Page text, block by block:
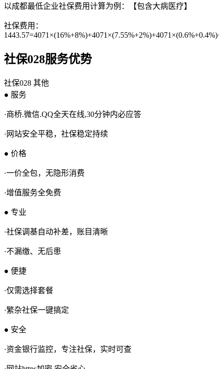
以成都最低企业社保费用计算为例：【包含大病医疗】
社保费用：
社保028服务优势
社保028 其他
● 服务
·商桥.微信.QQ全天在线,30分钟内必应答
·网站安全平稳，社保稳定持续
● 价格
·一价全包，无隐形消费
·增值服务全免费
● 专业
·社保调基自动补差，账目清晰
·不漏缴、无后患
● 便捷
·仅需选择套餐
·繁杂社保一键搞定
● 安全
·资金银行监控，专注社保，实时可查